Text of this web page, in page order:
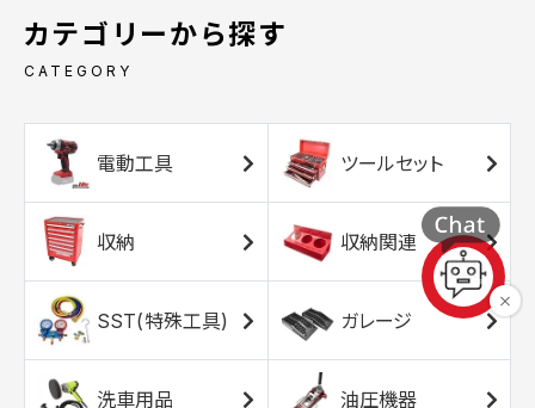
カテゴリーから探す
CATEGORY
電動工具 ツールセット
収納 収納関連
SST(特殊工具) ガレージ
洗車用品 油圧機器